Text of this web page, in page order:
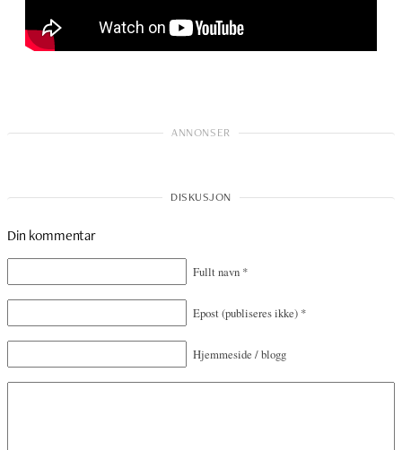
Din kommentar
Fullt navn *
Epost(publiseres ikke) *
Hjemmeside / blogg